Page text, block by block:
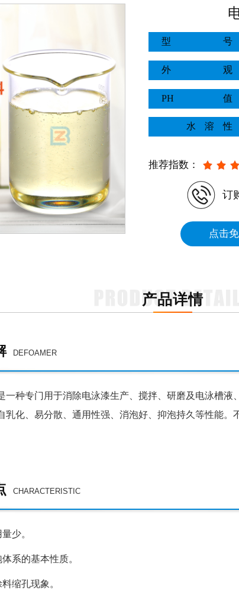
型号
外观
PH值
水溶性
推荐指数：
订
点击
产品详情
DEFOAMER
一种专门用于消除电泳漆生产、搅拌、研磨及电泳槽液
乳化、易分散、通用性强、消泡好、抑泡持久等性能
CHARACTERISTIC
量少。
系的基本性质。
料缩孔现象 。